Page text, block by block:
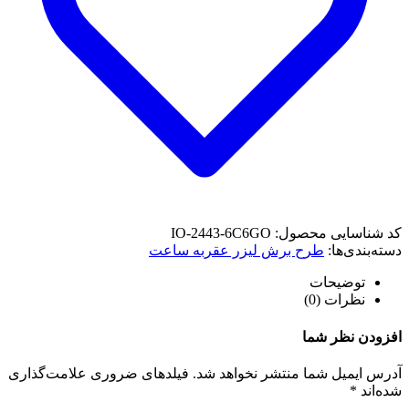
کد شناسایی محصول: IO-2443-6C6GO
دسته‌بندی‌ها: طرح برش لیزر عقربه ساعت
توضیحات
نظرات (0
)
افزودن نظر شما
آدرس ایمیل شما منتشر نخواهد شد. فیلدهای ضروری علامت‌گذاری
شده‌اند *